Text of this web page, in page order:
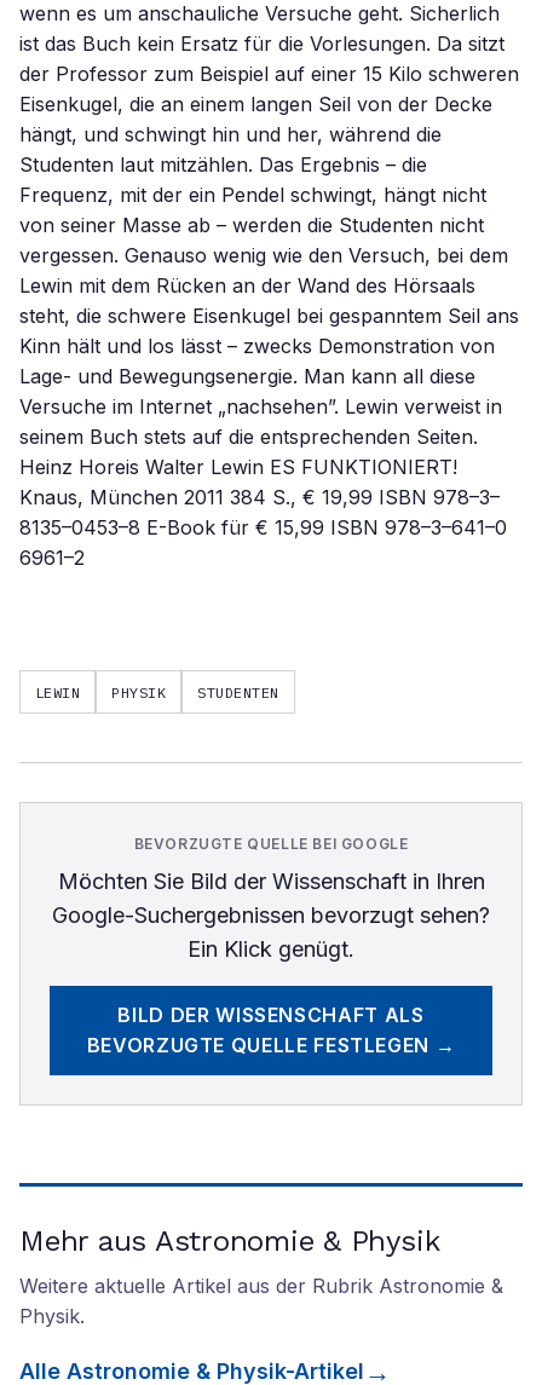
wenn es um anschauliche Versuche geht. Sicherlich
ist das Buch kein Ersatz für die Vorlesungen. Da sitzt
der Professor zum Beispiel auf einer 15 Kilo schweren
Eisenkugel, die an einem langen Seil von der Decke
hängt, und schwingt hin und her, während die
Studenten laut mitzählen. Das Ergebnis – die
Frequenz, mit der ein Pendel schwingt, hängt nicht
von seiner Masse ab – werden die Studenten nicht
vergessen. Genauso wenig wie den Versuch, bei dem
Lewin mit dem Rücken an der Wand des Hörsaals
steht, die schwere Eisenkugel bei gespanntem Seil ans
Kinn hält und los lässt – zwecks Demonstration von
Lage- und Bewegungsenergie. Man kann all diese
Versuche im Internet „nachsehen”. Lewin verweist in
seinem Buch stets auf die entsprechenden Seiten.
Heinz Horeis Walter Lewin ES FUNKTIONIERT!
Knaus, München 2011 384 S., € 19,99 ISBN 978–3–
8135–0453–8 E-Book für € 15,99 ISBN 978–3–641–0
6961–2
LEWIN PHYSIK STUDENTEN
BEVORZUGTE QUELLE BEI GOOGLE
Möchten Sie Bild der Wissenschaftin Ihren
Google-Suchergebnissen bevorzugt sehen?
Ein Klick genügt.
BILD DER WISSENSCHAFT ALS
BEVORZUGTE QUELLE FESTLEGEN →
Mehr aus Astronomie & Physik
Weitere aktuelle Artikel aus der Rubrik Astronomie &
Physik.
Alle Astronomie & Physik-Artikel